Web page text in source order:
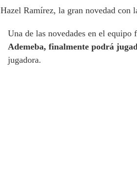
Hazel Ramírez, la gran novedad con
Una de las novedades en el equipo
Ademeba, finalmente podrá
jugadora.